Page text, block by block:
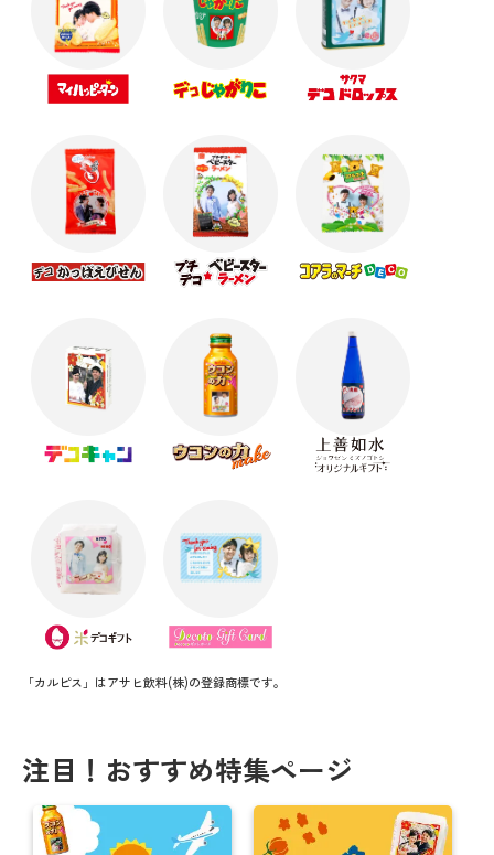
「カルピス」はアサヒ飲料(株)の登録商標です。
注目！おすすめ特集ページ